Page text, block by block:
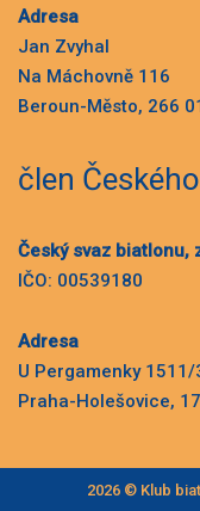
Adresa
Jan Zvyhal
Na Máchovně 116
Beroun-Město, 266
člen
Český svaz biatlonu,
IČO: 00539180
Adresa
U Pergamenky 1511/
Praha-Holešovice,
2026 © Klub